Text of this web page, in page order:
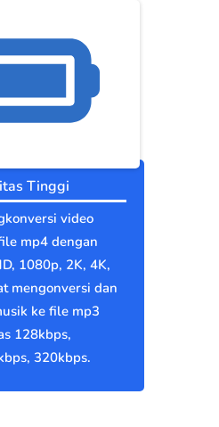
Tinggi
video
mp4 dengan
1080p, 2K, 4K,
mengonversi dan
ke file mp3
128kbps,
320kbps.